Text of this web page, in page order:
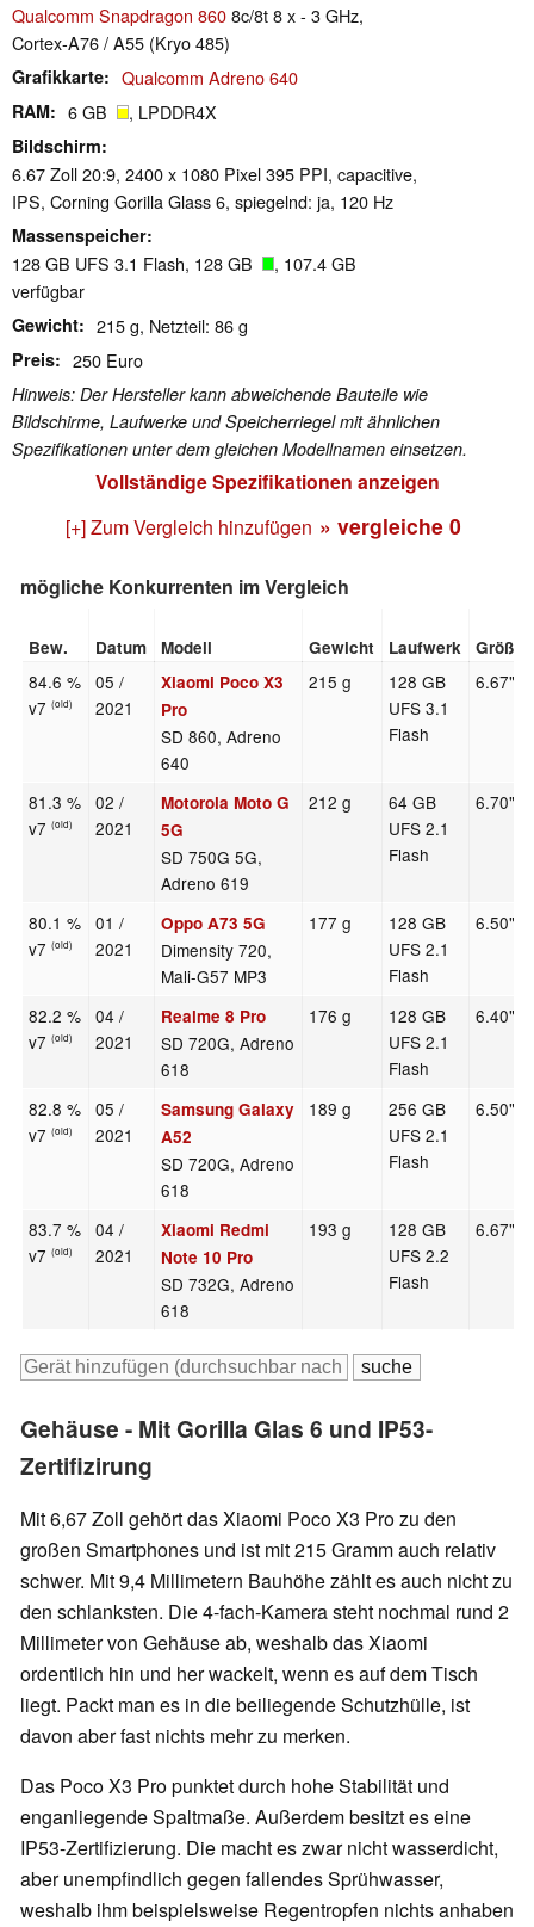
Qualcomm Snapdragon 8608c/8t 8 x - 3 GHz,
Cortex-A76 / A55 (Kryo 485)
Grafikkarte Qualcomm Adreno 640
RAM 6 GB , LPDDR4X
Bildschirm
6.67 Zoll 20:9, 2400 x 1080 Pixel 395 PPI, capacitive,
IPS, Corning Gorilla Glass 6, spiegelnd: ja, 120 Hz
Massenspeicher
128 GB UFS 3.1 Flash, 128 GB
, 107.4 GB
verfügbar
Gewicht 215 g, Netzteil: 86 g
Preis 250 Euro
Hinweis: Der Hersteller kann abweichende Bauteile wie
Bildschirme, Laufwerke und Speicherriegel mit ähnlichen
Spezifikationen unter dem gleichen Modellnamen einsetzen.
Vollständige Spezifikationen anzeigen
[+] Zum Vergleich hinzufügen » vergleiche 0
mögliche Konkurrenten im Vergleich
Bew. Datum Modell Gewicht Laufwerk Größe
84.6 %
v7(old)
05 /
2021
Xiaomi Poco X3
Pro
SD 860, Adreno
640
215 g
128 GB
UFS 3.1
Flash
6.67"
81.3 %
v7(old)
02 /
2021
Motorola Moto G
5G
SD 750G 5G,
Adreno 619
212 g
64 GB
UFS 2.1
Flash
6.70"
80.1 %
v7(old)
01 /
2021
Oppo A73 5G
Dimensity 720,
Mali-G57 MP3
177 g
128 GB
UFS 2.1
Flash
6.50"
82.2 %
v7(old)
04 /
2021
Realme 8 Pro
SD 720G, Adreno
618
176 g
128 GB
UFS 2.1
Flash
6.40"
82.8 %
v7(old)
05 /
2021
Samsung Galaxy
A52
SD 720G, Adreno
618
189 g
256 GB
UFS 2.1
Flash
6.50"
83.7 %
v7(old)
04 /
2021
Xiaomi Redmi
Note 10 Pro
SD 732G, Adreno
618
193 g
128 GB
UFS 2.2
Flash
6.67"
Gehäuse - Mit Gorilla Glas 6 und IP53-
Zertifizirung
Mit 6,67 Zoll gehört das Xiaomi Poco X3 Pro zu den
großen Smartphones und ist mit 215 Gramm auch relativ
schwer. Mit 9,4 Millimetern Bauhöhe zählt es auch nicht zu
den schlanksten. Die 4-fach-Kamera steht nochmal rund 2
Millimeter von Gehäuse ab, weshalb das Xiaomi
ordentlich hin und her wackelt, wenn es auf dem Tisch
liegt. Packt man es in die beiliegende Schutzhülle, ist
davon aber fast nichts mehr zu merken.
Das Poco X3 Pro punktet durch hohe Stabilität und
enganliegende Spaltmaße. Außerdem besitzt es eine
IP53-Zertifizierung. Die macht es zwar nicht wasserdicht,
aber unempfindlich gegen fallendes Sprühwasser,
weshalb ihm beispielsweise Regentropfen nichts anhaben